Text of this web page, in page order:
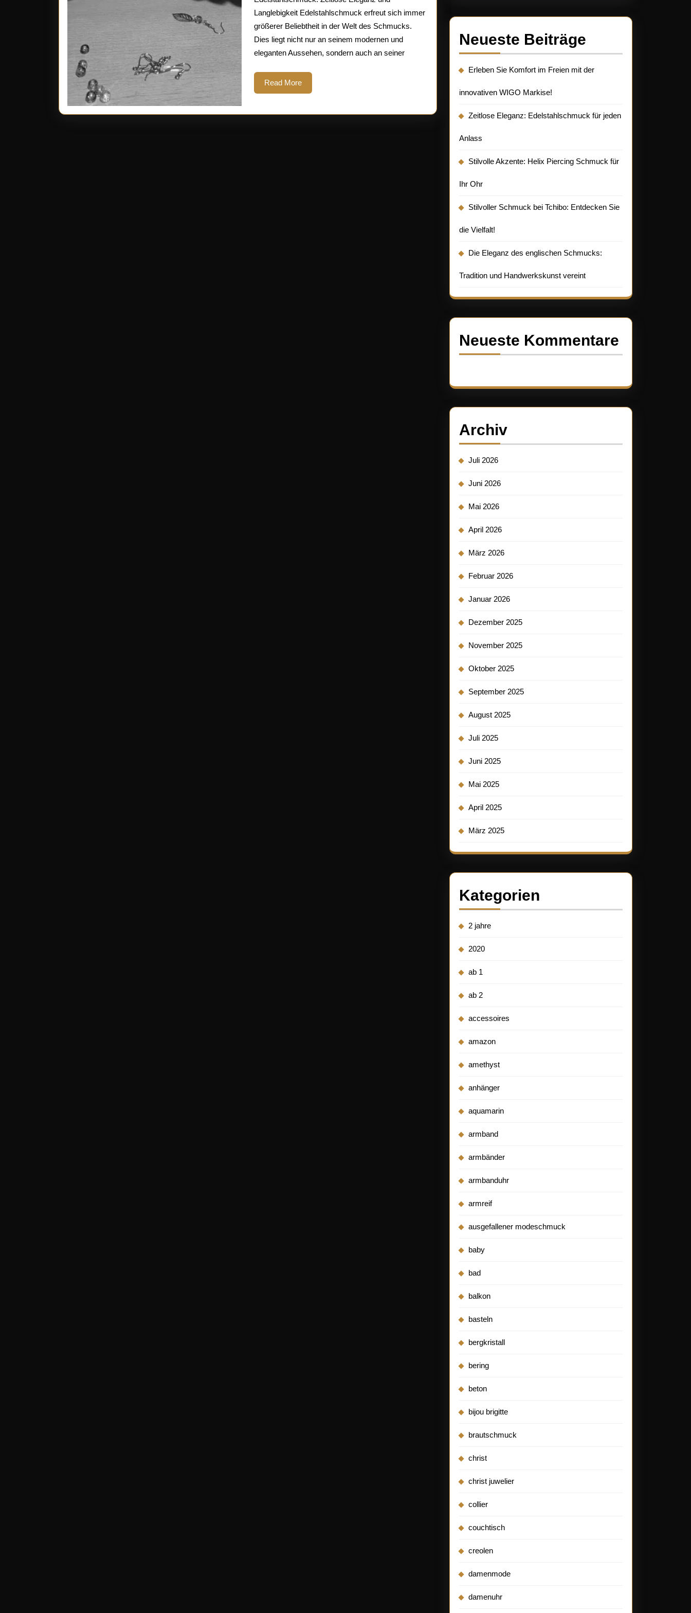
von
Edelstahlschmuck
Langlebigkeit Edelstahlschmuck erfreut sich immer
größerer Beliebtheit in der Welt des Schmucks.
Dies liegt nicht nur an seinem modernen und
eleganten Aussehen, sondern auch an seiner
Read MoreRead
More
Neueste Beiträge
Erleben Sie Komfort im Freien mit der
innovativen WIGO Markise!
Zeitlose Eleganz: Edelstahlschmuck für jeden
Anlass
Stilvolle Akzente: Helix Piercing Schmuck für
Ihr Ohr
Stilvoller Schmuck bei Tchibo: Entdecken Sie
die Vielfalt!
Die Eleganz des englischen Schmucks:
Tradition und Handwerkskunst vereint
Neueste Kommentare
Archiv
Juli 2026
Juni 2026
Mai 2026
April 2026
März 2026
Februar 2026
Januar 2026
Dezember 2025
November 2025
Oktober 2025
September 2025
August 2025
Juli 2025
Juni 2025
Mai 2025
April 2025
März 2025
Kategorien
2 jahre
2020
ab 1
ab 2
accessoires
amazon
amethyst
anhänger
aquamarin
armband
armbänder
armbanduhr
armreif
ausgefallener modeschmuck
baby
bad
balkon
basteln
bergkristall
bering
beton
bijou brigitte
brautschmuck
christ
christ juwelier
collier
couchtisch
creolen
damenmode
damenuhr